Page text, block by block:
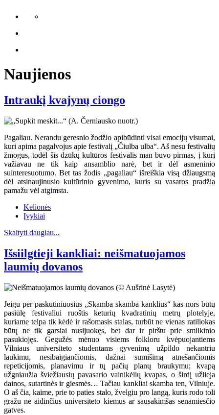
Naujienos
Intraukį kvajynų ciongo
Pagaliau. Nerandu geresnio žodžio apibūdinti visai emocijų visumai,
kuri apima pagalvojus apie festivalį „Čiulba ulba“. Aš nesu festivalių
žmogus, todėl šis dzūkų kultūros festivalis man buvo pirmas, į kurį
važiavau ne tik kaip ansamblio narė, bet ir dėl asmeninio
suinteresuotumo. Bet tas žodis „pagaliau“ išreiškia visą džiaugsmą
dėl atsinaujinusio kultūrinio gyvenimo, kuris su vasaros pradžia
pamažu vėl atgimsta.
Kelionės
Įvykiai
Skaityti daugiau...
Išsiilgtieji kankliai: neišmatuojamos
laumių dovanos
Jeigu per paskutiniuosius „Skamba skamba kanklius“ kas nors būtų
pasiūlę festivaliui ruoštis keturių kvadratinių metrų plotelyje,
kuriame telpa tik kėdė ir rašomasis stalas, turbūt ne vienas ratiliokas
būtų ne tik garsiai nusijuokęs, bet dar ir pirštu prie smilkinio
pasukiojęs. Gegužės mėnuo visiems folkloru kvėpuojantiems
Vilniaus universiteto studentams gyvenimą užpildo nekantriu
laukimu, nesibaigiančiomis, dažnai sumišimą atnešančiomis
repeticijomis, planavimu ir tų pačių planų braukymu; kvapą
užgniaužia šviežiausių pavasario vainikėlių kvapas, o širdį užlieja
dainos, sutartinės ir giesmės… Tačiau kankliai skamba ten, Vilniuje.
O aš čia, kaime, prie to paties stalo, žvelgiu pro langą, kuris rodo toli
gražu ne aidinčius universiteto kiemus ar sausakimšas senamiesčio
gatves.